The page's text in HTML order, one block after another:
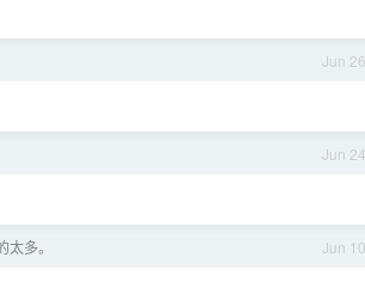
Jun 26
Jun 24
Jun 10
多。